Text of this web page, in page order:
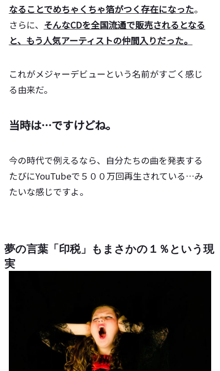
なることでめちゃくちゃ箔がつく存在になった。
さらに、 そんなCDを全国流通で販売されるとなる
と、もう人気アーティストの仲間入りだった。
これがメジャーデビューという名前がすごく感じ
る由来だ。
当時は…ですけどね。
今の時代で例えるなら、自分たちの曲を発表する
たびにYouTubeで５００万回再生されている…み
たいな感じですよ。
夢の言葉「印税」もまさかの１％という現
実